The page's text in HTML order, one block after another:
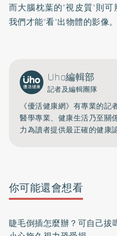
而大腦枕葉的"視皮質"則可
我們才能"看"出物體的影像。
Uho編輯部
記者及編輯團隊
《優活健康網》有專業的記
醫學專業、健康生活乃至關
力為讀者提供最正確的健康
你可能還會想看
睫毛倒插怎麼辦？可自己拔